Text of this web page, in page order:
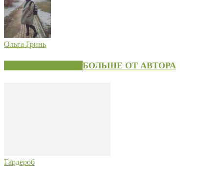
Ольга Гринь
БОЛЬШЕ ОТ АВТОРА
Гардероб